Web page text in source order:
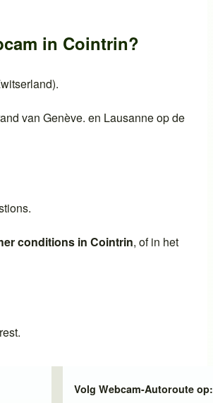
in Cointrin?
.
van Genève. en Lausanneop de
conditions in Cointrin, of in het
Volg Webcam-Autoroute op: